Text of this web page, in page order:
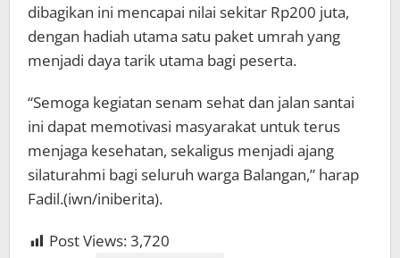
dibagikan ini mencapai nilai sekitar Rp200 juta,
dengan hadiah utama satu paket umrah yang
menjadi daya tarik utama bagi peserta.
“Semoga kegiatan senam sehat dan jalan santai
ini dapat memotivasi masyarakat untuk terus
menjaga kesehatan, sekaligus menjadi ajang
silaturahmi bagi seluruh warga Balangan,” harap
Fadil.(iwn/iniberita).
Post Views:3,720